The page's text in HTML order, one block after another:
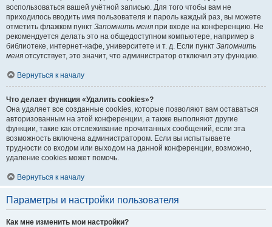
воспользоваться вашей учётной записью. Для того чтобы вам не
приходилось вводить имя пользователя и пароль каждый раз, вы можете
отметить флажком пункт Запомнить меня при входе на конференцию. Не
рекомендуется делать это на общедоступном компьютере, например в
библиотеке, интернет-кафе, университете и т. д. Если пункт Запомнить
меня отсутствует, это значит, что администратор отключил эту функцию.
Вернуться к началу
Что делает функция «Удалить cookies»?
Она удаляет все созданные cookies, которые позволяют вам оставаться
авторизованным на этой конференции, а также выполняют другие
функции, такие как отслеживание прочитанных сообщений, если эта
возможность включена администратором. Если вы испытываете
трудности со входом или выходом на данной конференции, возможно,
удаление cookies может помочь.
Вернуться к началу
Параметры и настройки пользователя
Как мне изменить мои настройки?